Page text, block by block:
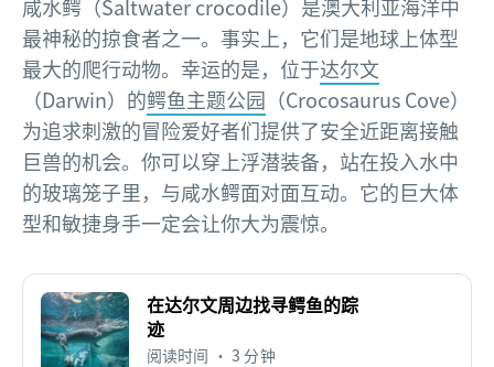
咸水鳄（Saltwater crocodile）是澳大利亚海洋中
最神秘的掠食者之一。事实上，它们是地球上体型
最大的爬行动物。幸运的是，位于达尔文
（Darwin）的鳄鱼主题公园 （Crocosaurus Cove）
为追求刺激的冒险爱好者们提供了安全近距离接触
巨兽的机会。你可以穿上浮潜装备，站在投入水中
的玻璃笼子里，与咸水鳄面对面互动。它的巨大体
型和敏捷身手一定会让你大为震惊。
在达尔文周边找寻鳄鱼的踪
迹
阅读时间 • 3 分钟